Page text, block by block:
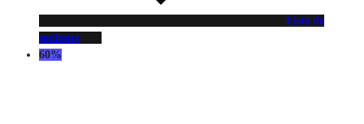
Liste de
souhaits
60%